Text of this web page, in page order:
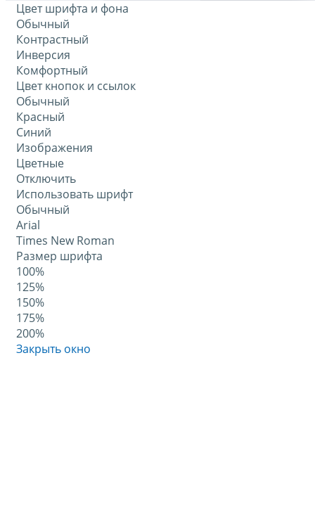
Цвет шрифта и фона
Обычный
Контрастный
Инверсия
Комфортный
Цвет кнопок и ссылок
Обычный
Красный
Синий
Изображения
Цветные
Отключить
Использовать шрифт
Обычный
Arial
Times New Roman
Размер шрифта
100%
125%
150%
175%
200%
Закрыть окно